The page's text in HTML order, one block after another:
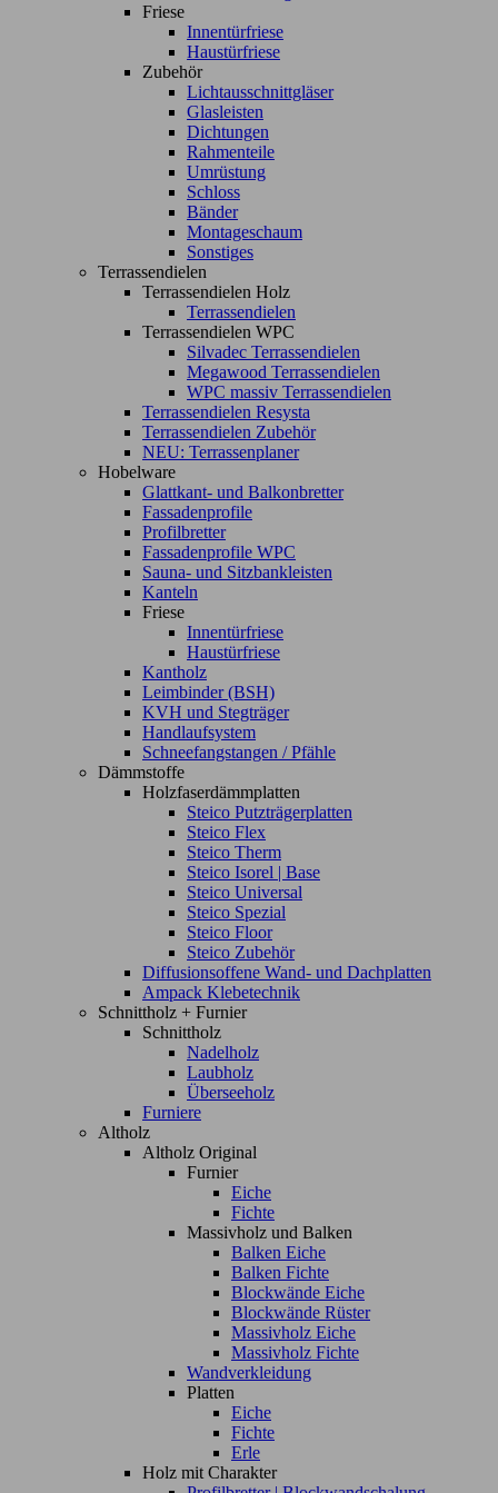
Friese
Innentürfriese
Haustürfriese
Zubehör
Lichtausschnittgläser
Glasleisten
Dichtungen
Rahmenteile
Umrüstung
Schloss
Bänder
Montageschaum
Sonstiges
Terrassendielen
Terrassendielen Holz
Terrassendielen
Terrassendielen WPC
Silvadec Terrassendielen
Megawood Terrassendielen
WPC massiv Terrassendielen
Terrassendielen Resysta
Terrassendielen Zubehör
NEU: Terrassenplaner
Hobelware
Glattkant- und Balkonbretter
Fassadenprofile
Profilbretter
Fassadenprofile WPC
Sauna- und Sitzbankleisten
Kanteln
Friese
Innentürfriese
Haustürfriese
Kantholz
Leimbinder (BSH)
KVH und Stegträger
Handlaufsystem
Schneefangstangen / Pfähle
Dämmstoffe
Holzfaserdämmplatten
Steico Putzträgerplatten
Steico Flex
Steico Therm
Steico Isorel | Base
Steico Universal
Steico Spezial
Steico Floor
Steico Zubehör
Diffusionsoffene Wand- und Dachplatten
Ampack Klebetechnik
Schnittholz + Furnier
Schnittholz
Nadelholz
Laubholz
Überseeholz
Furniere
Altholz
Altholz Original
Furnier
Eiche
Fichte
Massivholz und Balken
Balken Eiche
Balken Fichte
Blockwände Eiche
Blockwände Rüster
Massivholz Eiche
Massivholz Fichte
Wandverkleidung
Platten
Eiche
Fichte
Erle
Holz mit Charakter